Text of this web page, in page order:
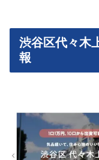
渋谷区代々木
報